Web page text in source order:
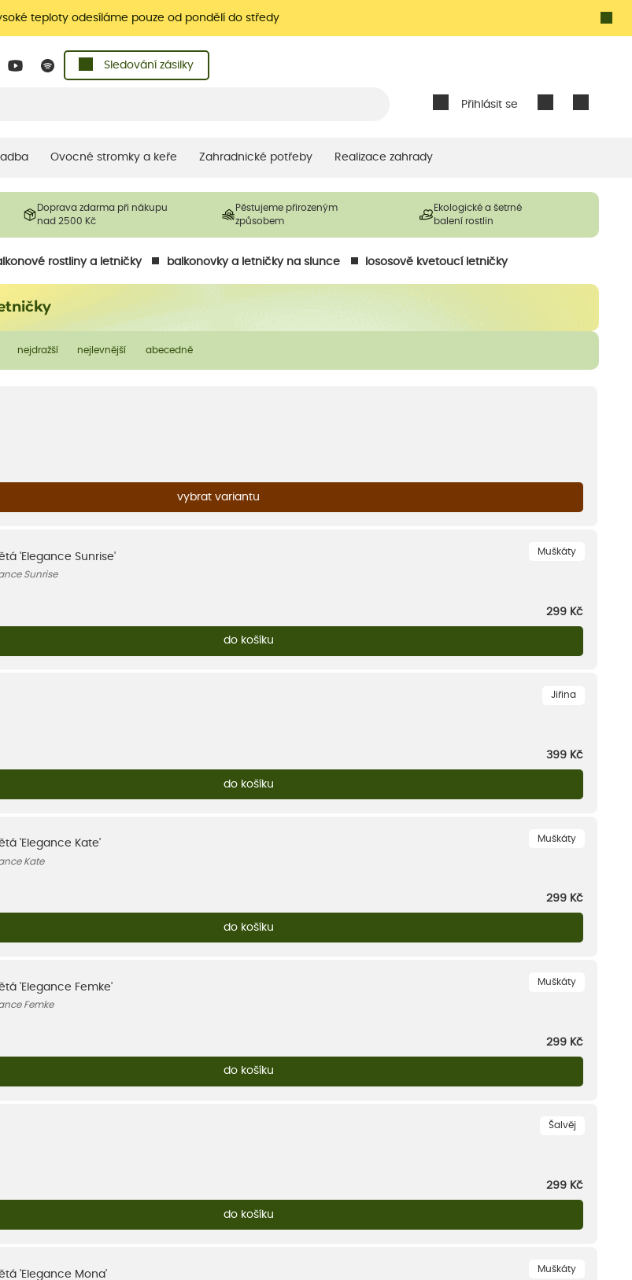
teploty odesíláme pouze od pondělí do středy
Přihlásit se
Sledování zásilky
Ovocné stromky a keře Zahradnické potřeby Realizace zahrady
Doprava zdarma při nákupu
nad 2500 Kč
Pěstujeme přirozeným
způsobem
Ekologické a šetrné
balení rostlin
rostliny a letničky balkonovky a letničky na slunce lososově kvetoucí letničky
nejdražší nejlevnější abecedně
vybrat variantu
Muškáty
'Elegance Sunrise'
Sunrise
299 Kč
do košíku
Jiřina
399 Kč
do košíku
Muškáty
'Elegance Kate'
Kate
299 Kč
do košíku
Muškáty
'Elegance Femke'
Femke
299 Kč
do košíku
Šalvěj
299 Kč
do košíku
Muškáty
'Elegance Mona'